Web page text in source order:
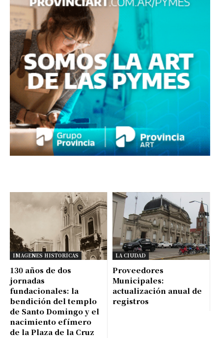
IMAGENES HISTORICAS
130 años de dos
jornadas
fundacionales: la
bendición del templo
de Santo Domingo y el
nacimiento efímero
de la Plaza de la Cruz
LA CIUDAD
Proveedores
Municipales:
actualización anual de
registros